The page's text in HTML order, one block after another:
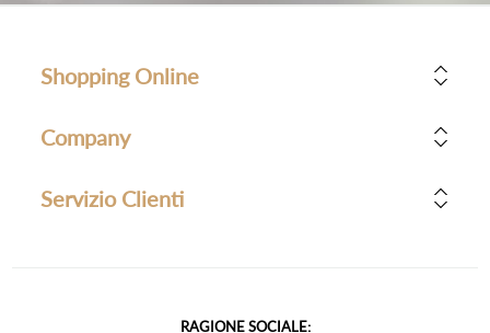
Shopping Online
Company
Servizio Clienti
RAGIONE SOCIALE: